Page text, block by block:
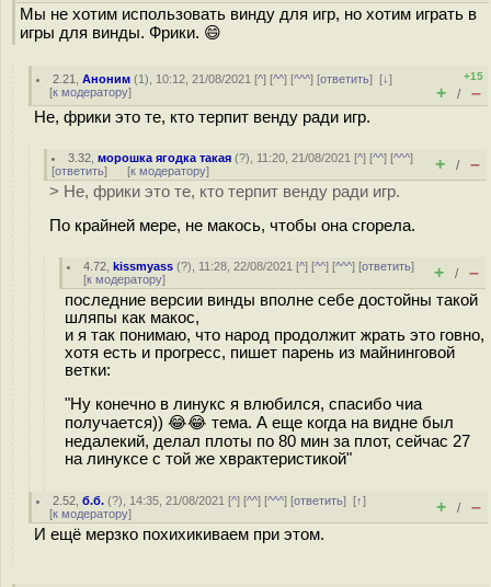
Мы не хотим использовать винду для игр, но хотим играть в
игры для винды. Фрики. 😄
2.21 ,Аноним (1), 10:12, 21/08/2021 [^] [^^] [^^^] [ответить][↓]
[к модератору]
+15
+ / –
Не, фрики это те, кто терпит венду ради игр.
3.32 ,морошка ягодка такая (?), 11:20, 21/08/2021 [^] [^^] [^^^]
[ответить] [к модератору] + / –
> Не, фрики это те, кто терпит венду ради игр.
По крайней мере, не макось, чтобы она сгорела.
4.72 ,kissmyass (?), 11:28, 22/08/2021 [^] [^^] [^^^] [ответить]
[к модератору] + / –
последние версии винды вполне себе достойны такой
шляпы как макос,
и я так понимаю, что народ продолжит жрать это говно,
хотя есть и прогресс, пишет парень из майнинговой
ветки:
"Ну конечно в линукс я влюбился, спасибо чиа
получается)) 😂😂 тема. А еще когда на видне был
недалекий, делал плоты по 80 мин за плот, сейчас 27
на линуксе с той же хврактеристикой"
2.52 ,б.б. (?), 14:35, 21/08/2021 [^] [^^] [^^^] [ответить][↑]
[к модератору] + / –
И ещё мерзко похихикиваем при этом.